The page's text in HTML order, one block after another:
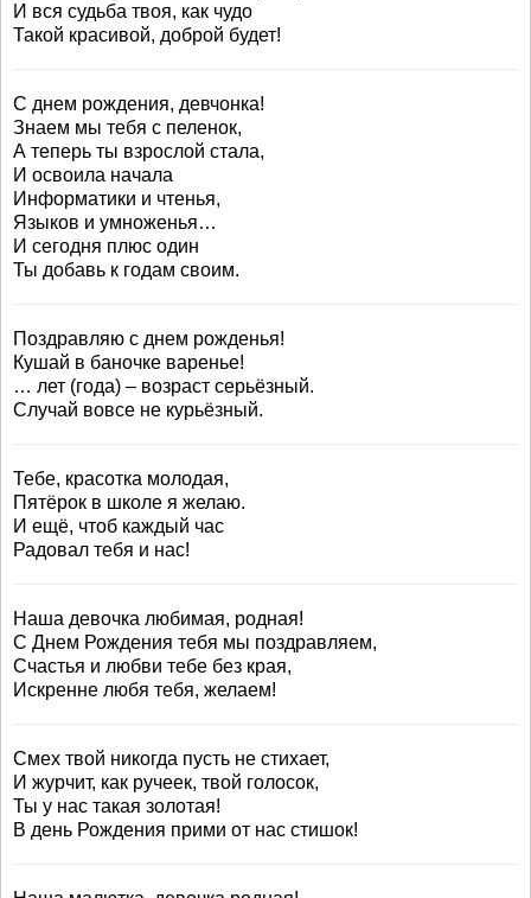
И вся судьба твоя, как чудо
Такой красивой, доброй будет!
С днем рождения, девчонка!
Знаем мы тебя с пеленок,
А теперь ты взрослой стала,
И освоила начала
Информатики и чтенья,
Языков и умноженья…
И сегодня плюс один
Ты добавь к годам своим.
Поздравляю с днем рожденья!
Кушай в баночке варенье!
… лет (года) – возраст серьёзный.
Случай вовсе не курьёзный.
Тебе, красотка молодая,
Пятёрок в школе я желаю.
И ещё, чтоб каждый час
Радовал тебя и нас!
Наша девочка любимая, родная!
С Днем Рождения тебя мы поздравляем,
Счастья и любви тебе без края,
Искренне любя тебя, желаем!
Смех твой никогда пусть не стихает,
И журчит, как ручеек, твой голосок,
Ты у нас такая золотая!
В день Рождения прими от нас стишок!